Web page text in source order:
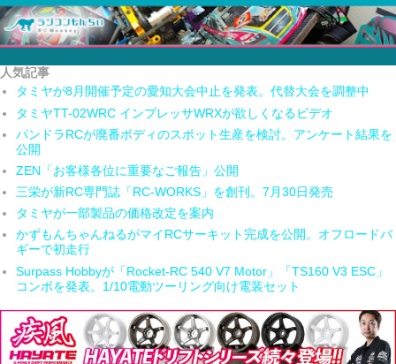
人気記事
タミヤが8月開催予定の愛知大会中止を発表。代替大会を調整中
タミヤTT-02WRC インプレッサWRXが欲しくなるビデオ
パンドラRCが廃番ボディのスポット生産を検討。アンケート結果を
公開
ZEN「お客様各位に重要なご報告」公開
三栄が新RC専門誌「RC-WORKS」を創刊。7月30日発売
タミヤが一部製品の価格改定を案内
かずもんちゃんねるがマイRCサーキット完成を公開。オフロードバ
ギーで初走行
Surpass Hobbyが「Rocket-RC 540 V7 Motor」「TS160 V3 ESC」
コンボを発表。1/10電動ツーリング向け電装セット